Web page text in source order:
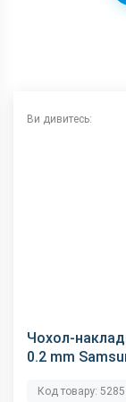
Ви дивитесь:
Чохол-
0.2 mm
Код товару: 5285